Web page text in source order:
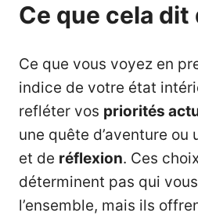
Ce que cela dit
Ce que vous voyez en
indice de votre état
refléter vos priorités
une quête d’aventure ou
et de réflexion. Ces
déterminent pas qui
l’ensemble, mais ils